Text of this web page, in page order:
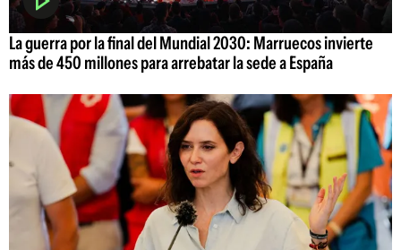
La guerra por la final del Mundial 2030: Marruecos invierte
más de 450 millones para arrebatar la sede a España